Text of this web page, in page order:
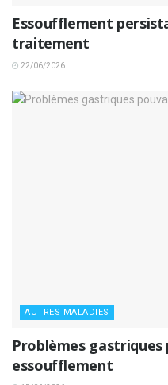
Essoufflement
traitement
22/06/2026
AUTRES MALADIES
Problèmes
essoufflement